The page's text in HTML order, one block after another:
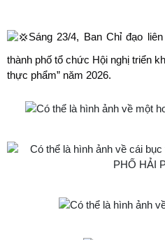
Sáng 23/4, Ban Chỉ đạo
thành phố tổ chức Hội nghị triển
thực phẩm” năm 2026.